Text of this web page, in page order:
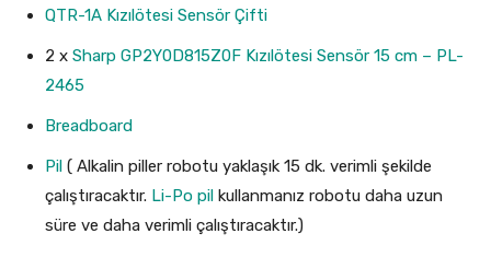
QTR-1A Kızılötesi Sensör Çifti
2 x Sharp GP2Y0D815Z0F Kızılötesi Sensör 15 cm – PL-
2465
Breadboard
Pil ( Alkalin piller robotu yaklaşık 15 dk. verimli şekilde
çalıştıracaktır. Li-Po pil kullanmanız robotu daha uzun
süre ve daha verimli çalıştıracaktır.)